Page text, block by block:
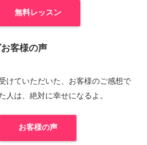
無料レッスン
客様の声
けていただいた、お客様のご感想で
人は、絶対に幸せになるよ。
お客様の声